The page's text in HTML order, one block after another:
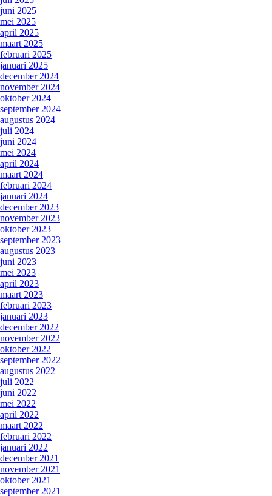
juni 2025
mei 2025
april 2025
maart 2025
februari 2025
januari 2025
december 2024
november 2024
oktober 2024
september 2024
augustus 2024
juli 2024
juni 2024
mei 2024
april 2024
maart 2024
februari 2024
januari 2024
december 2023
november 2023
oktober 2023
september 2023
augustus 2023
juni 2023
mei 2023
april 2023
maart 2023
februari 2023
januari 2023
december 2022
november 2022
oktober 2022
september 2022
augustus 2022
juli 2022
juni 2022
mei 2022
april 2022
maart 2022
februari 2022
januari 2022
december 2021
november 2021
oktober 2021
september 2021